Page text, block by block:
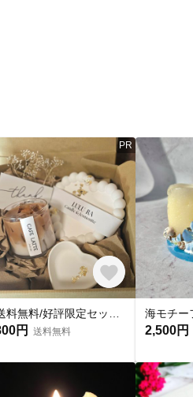
PR
円 送料無料 2,500円